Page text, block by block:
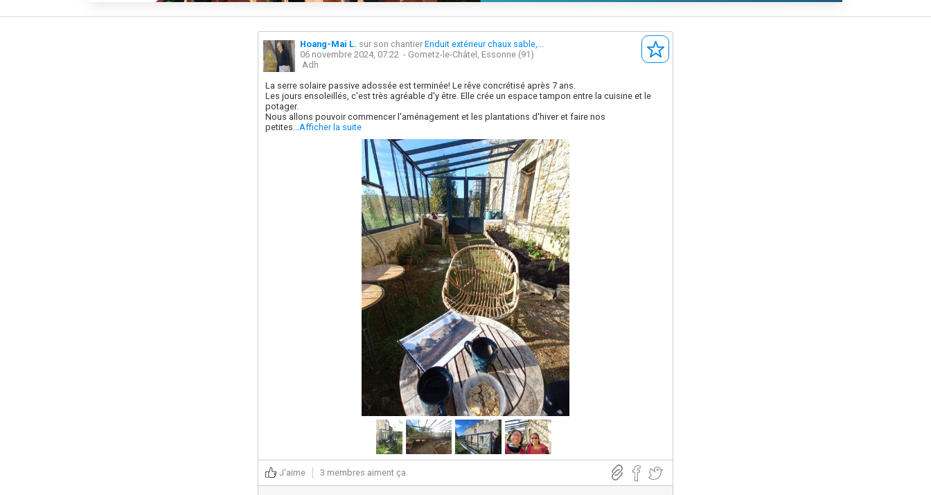
Hoang-Mai L. sur son chantier Enduit extérieur chaux sable,...
06 novembre 2024, 07:22 - Gometz-le-Châtel, Essonne (91)
Adh
La serre solaire passive adossée est terminée! Le rêve concrétisé après 7 ans.
Les jours ensoleillés, c'est très agréable d'y être. Elle crée un espace tampon entre la cuisine et le
potager.
Nous allons pouvoir commencer l'aménagement et les plantations d'hiver et faire nos
petites...Afficher la suite
J'aime 3 membres aiment ça.